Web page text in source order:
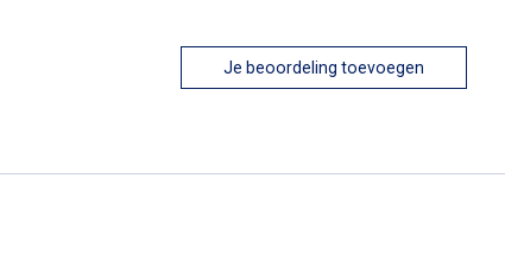
Je beoordeling toevoegen